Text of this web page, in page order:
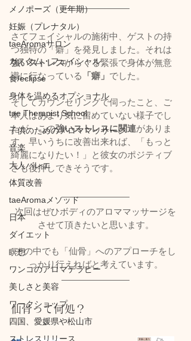
メノポーズ（更年期）
妊娠（プレナタル）
taeAromaサロン
カスタム・フェイシャル
食/eclipse
身体を温めるオプショナル
tae Therapist School
子供のためのアロママッサージ
音楽
大人バレエ
体質改善
taeAromaメソッド
日本
ダイエット
瞑想
ワンコのアロマテラピー
美しさと美容
ワークショップ
四国、愛媛県や松山市
ストレスリリース
さてフェイシャルの施術中、ゲストの持
つ独特の「癖」を発見しました。それは
強いストレスからくる緊張で身体が無意
識に行なっている
「癖」 でした。
そしてカウンセリングで伺ったこと、ご
本人はあまり気に留めていない様子でし
たが、この強いストレスに関連がありま
す。早いうちに改善出来れば、「もっと
綺麗になりたい！」と彼女のポジティブ
さも後押しできそうです。
次回はぜひボディのアロママッサージを
させて頂きたいと思います。
その中でも「仙骨」へのアプローチをし
っかり行えればと考えています。
仙骨って何処？